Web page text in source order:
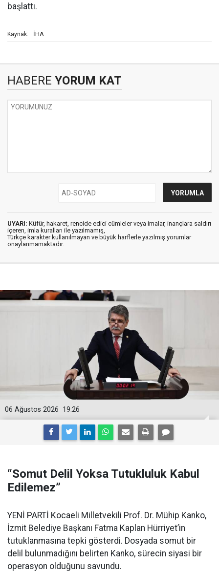
başlattı.
Kaynak: İHA
HABERE YORUM KAT
UYARI: Küfür, hakaret, rencide edici cümleler veya imalar, inançlara saldırı
içeren, imla kuralları ile yazılmamış,
Türkçe karakter kullanılmayan ve büyük harflerle yazılmış yorumlar
onaylanmamaktadır.
19:26
06 Ağustos 2026
“Somut Delil Yoksa Tutukluluk Kabul
Edilemez”
YENİ PARTİ Kocaeli Milletvekili Prof. Dr. Mühip Kanko,
İzmit Belediye Başkanı Fatma Kaplan Hürriyet’in
tutuklanmasına tepki gösterdi. Dosyada somut bir
delil bulunmadığını belirten Kanko, sürecin siyasi bir
operasyon olduğunu savundu.